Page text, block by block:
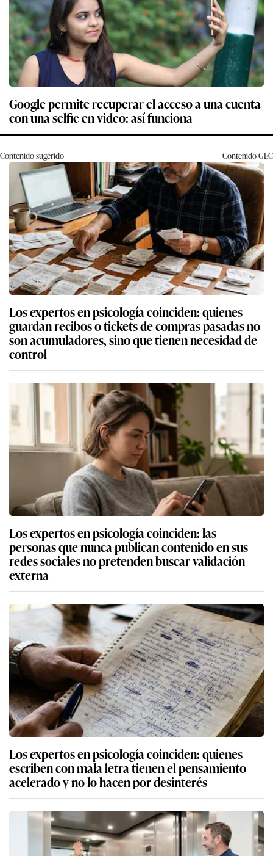
Google permite recuperar el acceso a una cuenta
con una selfie en video: así funciona
Contenido sugerido ContenidoGEC
Los expertos en psicología coinciden: quienes
guardan recibos o tickets de compras pasadas no
son acumuladores, sino que tienen necesidad de
control
Los expertos en psicología coinciden: las
personas que nunca publican contenido en sus
redes sociales no pretenden buscar validación
externa
Los expertos en psicología coinciden: quienes
escriben con mala letra tienen el pensamiento
acelerado y no lo hacen por desinterés